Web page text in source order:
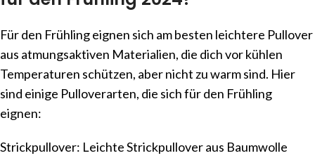
Für den Frühling eignen sich am besten leichtere Pullover
aus atmungsaktiven Materialien, die dich vor kühlen
Temperaturen schützen, aber nicht zu warm sind. Hier
sind einige Pulloverarten, die sich für den Frühling
eignen:
Strickpullover: Leichte Strickpullover aus Baumwolle